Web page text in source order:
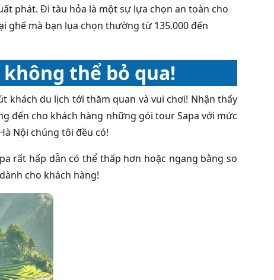
phát. Đi tàu hỏa là một sự lựa chọn an toàn cho
ghế mà bạn lụa chọn thường từ 135.000 đến
thể bỏ qua!
du lịch tới thăm quan và vui chơi! Nhận thấy
đến cho khách hàng những gói tour Sapa với mức
Nội chúng tôi đều có!
rất hấp dẫn có thể thấp hơn hoặc ngang bằng so
cho khách hàng!